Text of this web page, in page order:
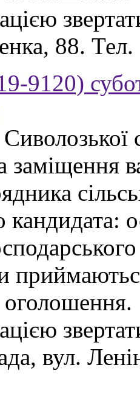
88.
9120)
заміщення
оголошення.
вул.